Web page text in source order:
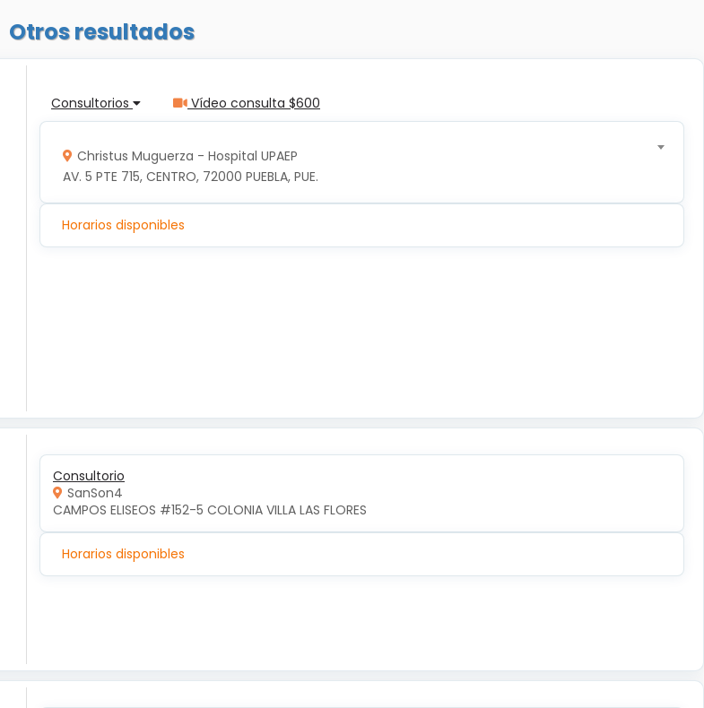
Otros resultados
Consultorios Vídeo consulta $600
Christus Muguerza - Hospital UPAEP
AV. 5 PTE 715, CENTRO, 72000 PUEBLA, PUE.
Horarios disponibles
Consultorio
SanSon4
CAMPOS ELISEOS #152-5 COLONIA VILLA LAS FLORES
Horarios disponibles